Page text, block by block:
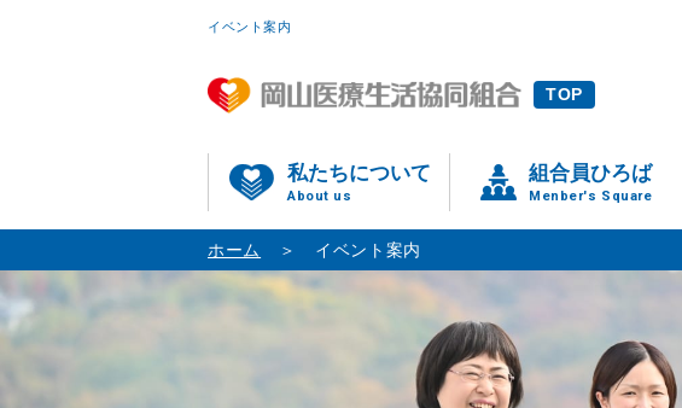
イベント案内
TOP
私たちについて
About us
組合員ひろば
Menber's Square
ホーム イベント案内